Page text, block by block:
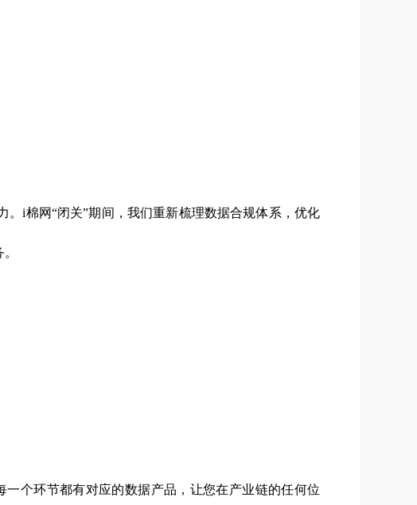
i棉网“闭关”期间，我们重新梳理数据合规体系，优化
个环节都有对应的数据产品，让您在产业链的任何位